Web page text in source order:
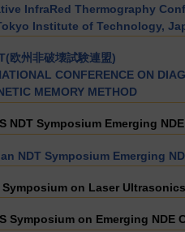
InfraRed Thermography
Institute of Technology,
欧州非破壊試験連盟)
CONFERENCE ON
MEMORY METHOD
NDT Symposium Emerging
NDT Symposium Emerging
on Laser
Symposium on Emerging NDE